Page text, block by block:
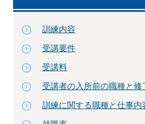
訓練内容
受講要件
受講料
受講者の入所前の職種と修
訓練に関する職種と仕事内